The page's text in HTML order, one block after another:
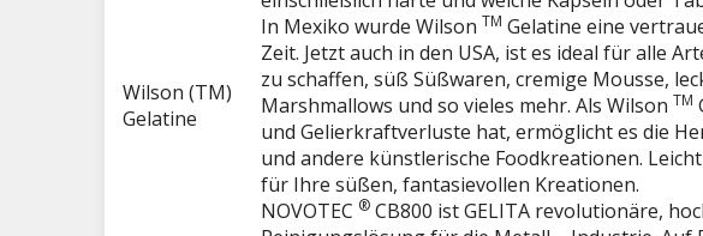
Wilson (TM)
Gelatine
In Mexiko wurde Wilson TM Gelatine eine
Zeit. Jetzt auch in den USA, ist es ideal für alle
zu schaffen, süß Süßwaren, cremige Mousse,
Marshmallows und so vieles mehr. Als Wilson TM
und Gelierkraftverluste hat, ermöglicht es die
und andere künstlerische Foodkreationen.
für Ihre süßen, fantasievollen Kreationen.
NOVOTEC ® CB800 ist GELITA revolutionäre,